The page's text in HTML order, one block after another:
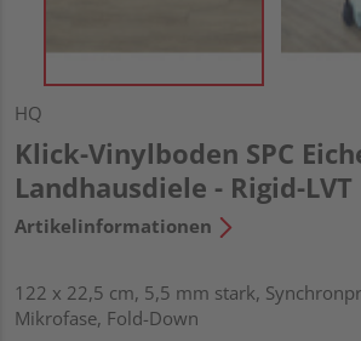
HQ
Klick-Vinylboden SPC
Landhausdiele - Rigid-LVT
Artikelinformationen
122 x 22,5 cm, 5,5 mm stark,
Mikrofase, Fold-Down